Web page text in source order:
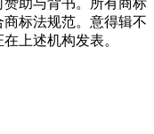
助与背书。所有商标
标法规范。意得辑不
上述机构发表。